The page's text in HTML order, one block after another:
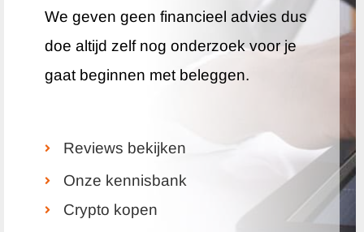
We geven geen financieel advies dus
doe altijd zelf nog onderzoek voor je
gaat beginnen met beleggen.
Reviews bekijken
Onze kennisbank
Crypto kopen